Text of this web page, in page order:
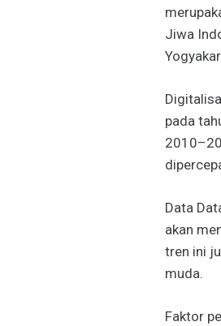
Jiwa
pada
Data
akan
tren ini
muda.
Faktor